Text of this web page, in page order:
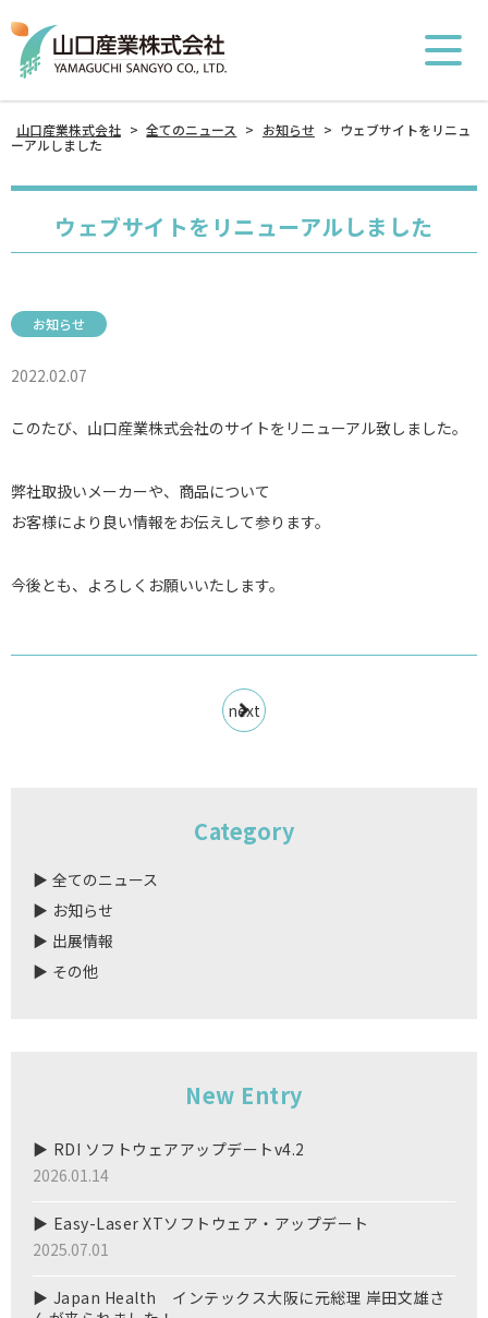
山口産業株式会社 > 全てのニュース > お知らせ > ウェブサイトをリニュ
ーアルしました
ウェブサイトをリニューアルしました
お知らせ
2022.02.07
このたび、山口産業株式会社のサイトをリニューアル致しました。
弊社取扱いメーカーや、商品について
お客様により良い情報をお伝えして参ります。
今後とも、よろしくお願いいたします。
next
Category
全てのニュース
お知らせ
出展情報
その他
New Entry
RDI ソフトウェアアップデートv4.2
2026.01.14
Easy-Laser XTソフトウェア・アップデート
2025.07.01
Japan Health インテックス大阪に元総理 岸田文雄さ